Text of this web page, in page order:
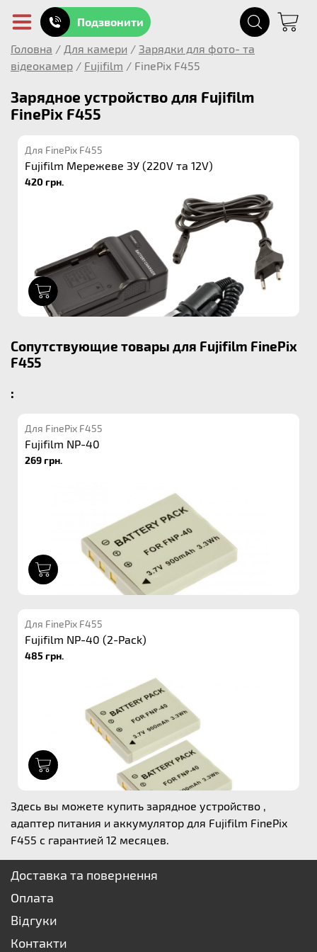
Подзвонити
Головна / Для камери / Зарядки для фото- та
відеокамер / Fujifilm / FinePix F455
Зарядное устройство для Fujifilm
FinePix F455
Для FinePix F455
Fujifilm Мережеве ЗУ (220V та 12V)
420 грн.
Сопутствующие товары для Fujifilm FinePix
F455
:
Для FinePix F455
Fujifilm NP-40
269 грн.
Для FinePix F455
Fujifilm NP-40 (2-Pack)
485 грн.
Здесь вы можете купить зарядное устройство ,
адаптер питания и аккумулятор для Fujifilm FinePix
F455 с гарантией 12 месяцев.
Доставка та повернення
Оплата
Відгуки
Контакти